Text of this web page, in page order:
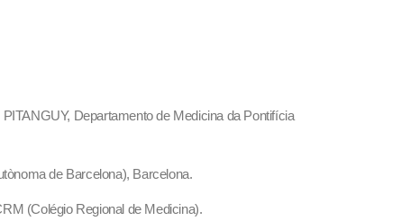
Departamento de Medicina da Pontifícia
de Barcelona), Barcelona.
(Colégio Regional de Medicina).